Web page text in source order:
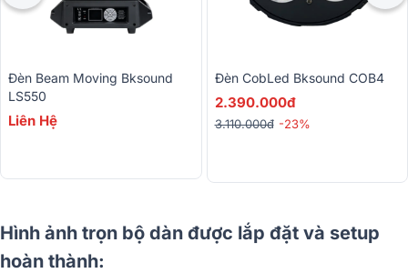
Đèn Beam Moving Bksound
LS550
Liên Hệ
Đèn CobLed Bksound COB4
2.390.000đ
3.110.000đ -23%
Hình ảnh trọn bộ dàn được lắp đặt và setup
hoàn thành: